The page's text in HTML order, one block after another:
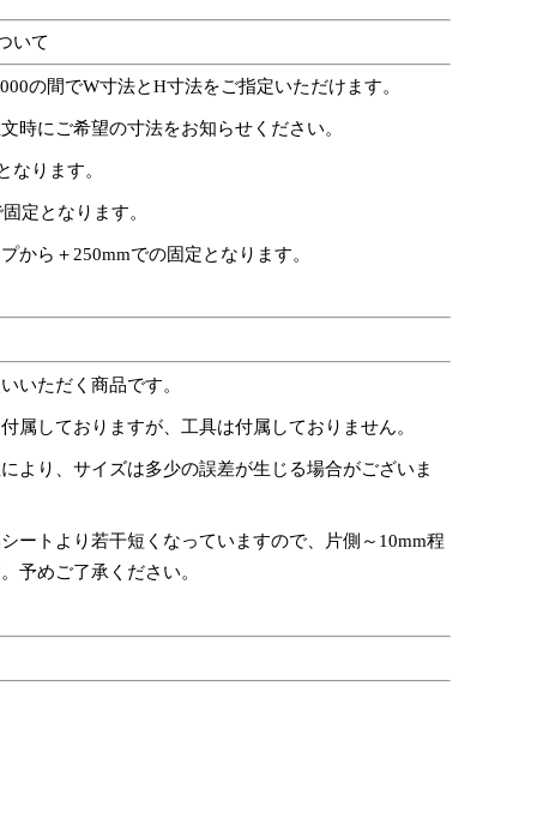
いて
の間でW寸法とH寸法をご指定いただけます。
時にご希望の寸法をお知らせください。
なります。
定となります。
から＋250mmでの固定となります。
いただく商品です。
属しておりますが、工具は付属しておりません。
より、サイズは多少の誤差が生じる場合がございま
ートより若干短くなっていますので、片側～10mm程
予めご了承ください。